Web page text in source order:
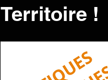
Territoire !